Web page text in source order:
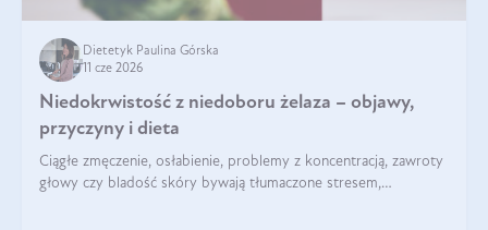
Dietetyk Paulina Górska
11 cze 2026
Niedokrwistość z niedoboru żelaza – objawy,
przyczyny i dieta
Ciągłe zmęczenie, osłabienie, problemy z koncentracją, zawroty
głowy czy bladość skóry bywają tłumaczone stresem,